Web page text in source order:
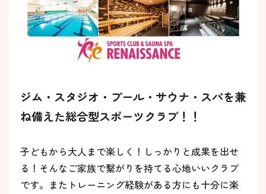
ジム・スタジオ・プール・サウナ・スパを兼
ね備えた総合型スポーツクラブ！！
子どもから大人まで楽しく！しっかりと成果を出せ
る！そんなご家族で繋がりを持てる心地いいクラブ
です。またトレーニング経験がある方にも十分に楽